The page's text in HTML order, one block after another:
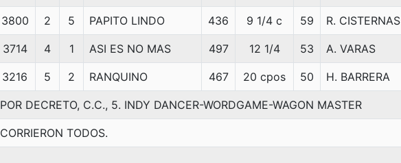
3800 2 5 PAPITO LINDO 436 9 1/4 c 59 R. CISTERNAS
3714 4 1 ASI ES NO MAS 497 12 1/4 53 A. VARAS
3216 5 2 RANQUINO 467 20 cpos 50 H. BARRERA
POR DECRETO, C.C., 5. INDY DANCER-WORDGAME-WAGON MASTER
CORRIERON TODOS.